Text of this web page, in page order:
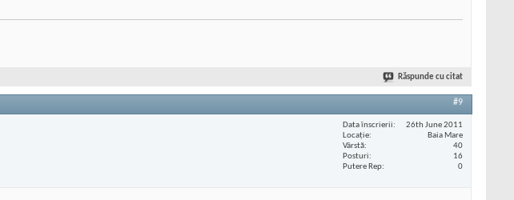
Răspunde cu citat
#9
Data înscrierii
26th June 2011
Locaţie
Baia Mare
Vârstă
40
Posturi
16
Putere Rep
0